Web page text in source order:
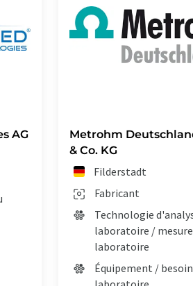
AG
Metrohm
& Co. KG
Filderstadt
Fabricant
Technologie
laboratoire /
laboratoire
Équipement /